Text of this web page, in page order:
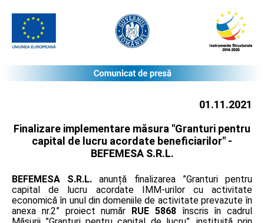
01.11.2021
Finalizare implementare măsura "Granturi pentru
capital de lucru acordate beneficiarilor" -
BEFEMESA S.R.L.
BEFEMESA S.R.L. anunță finalizarea ”Granturi pentru
capital de lucru acordate IMM-urilor cu activitate
economică în unul din domeniile de activitate prevazute în
anexa nr.2” proiect număr RUE 5868înscris în cadrul